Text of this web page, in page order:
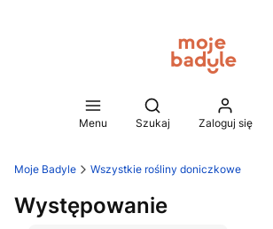
Menu
Otwórz wyszukiwarkę
Szukaj Zaloguj się
Moje Badyle Wszystkie rośliny doniczkowe
Występowanie